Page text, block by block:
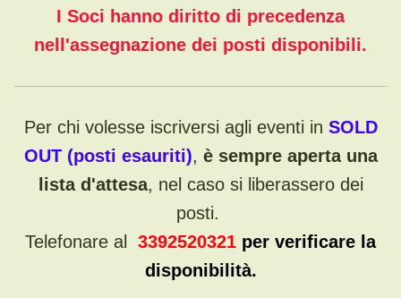
I Soci hanno diritto di precedenza
nell'assegnazione dei posti disponibili.
Per chi volesse iscriversi agli eventi in SOLD
OUT (posti esauriti), è sempre aperta una
lista d'attesa, nel caso si liberassero dei
posti.
Telefonare al 3392520321 per verificare la
disponibilità.